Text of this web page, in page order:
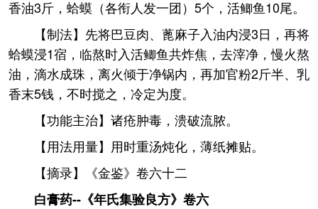
香油3斤，蛤蟆（各衔人发一团）5个，活鲫鱼10尾。
【制法】先将巴豆肉、蓖麻子入油内浸3日，再将
蛤蟆浸1宿，临熬时入活鲫鱼共炸焦，去滓净，慢火熬
油，滴水成珠，离火倾于净锅内，再加官粉2斤半、乳
香末5钱，不时搅之，冷定为度。
【功能主治】诸疮肿毒，溃破流脓。
【用法用量】用时重汤炖化，薄纸摊贴。
【摘录】《金鉴》卷六十二
白膏药--《年氏集验良方》卷六